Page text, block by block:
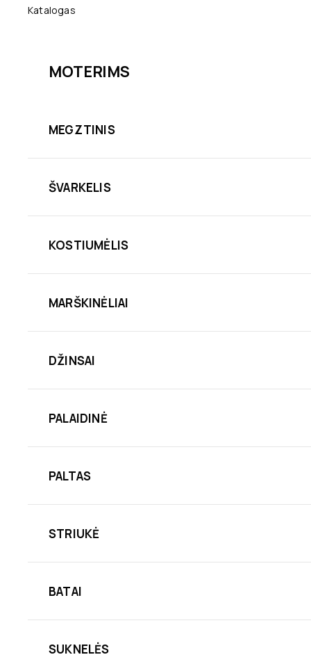
Katalogas
MOTERIMS
MEGZTINIS
ŠVARKELIS
KOSTIUMĖLIS
MARŠKINĖLIAI
DŽINSAI
PALAIDINĖ
PALTAS
STRIUKĖ
BATAI
SUKNELĖS